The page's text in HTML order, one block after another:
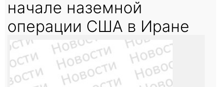
начале наземной
операции США в Иране